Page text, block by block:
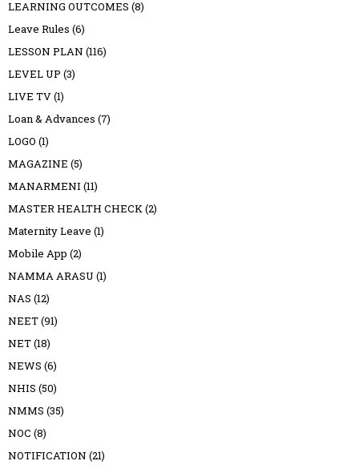
LEARNING OUTCOMES (8)
Leave Rules (6)
LESSON PLAN (116)
LEVEL UP (3)
LIVE TV(1)
Loan & Advances (7)
LOGO (1)
MAGAZINE (5)
MANARMENI (11)
MASTER HEALTH CHECK(2)
Maternity Leave (1)
Mobile App (2)
NAMMA ARASU (1)
NAS (12)
NEET(91)
NET(18)
NEWS (6)
NHIS (50)
NMMS (35)
NOC (8)
NOTIFICATION (21)